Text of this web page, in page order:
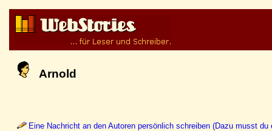
Arnold
Eine Nachricht an den Autoren persönlich schreiben (Dazu musst du